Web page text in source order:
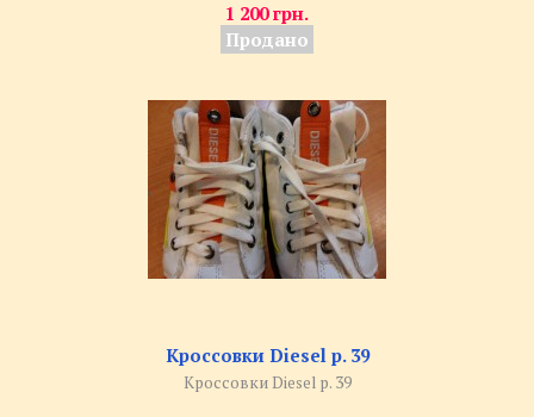
1 200 грн.
Продано
Кроссовки Diesel р. 39
Кроссовки Diesel р. 39